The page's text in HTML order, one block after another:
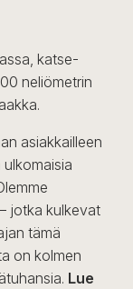
katse-
neliömetrin
asiakkailleen
jotka kulkevat
tämä
on kolmen
Lue